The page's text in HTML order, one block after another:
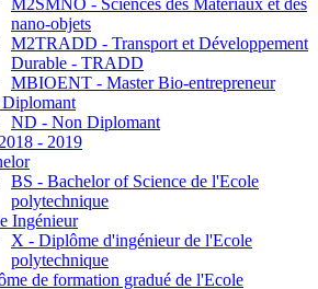
M2SMNO - Sciences des Matériaux et des
nano-objets
M2TRADD - Transport et Développement
Durable - TRADD
MBIOENT - Master Bio-entrepreneur
ND - Non Diplomant
- 2019
BS - Bachelor of Science de l'Ecole
polytechnique
Ingénieur
X - Diplôme d'ingénieur de l'Ecole
polytechnique
de formation gradué de l'Ecole